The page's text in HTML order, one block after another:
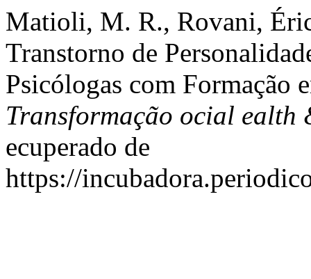
Matioli, M. R., Rovani,
Transtorno de
Psicólogas com Formação
Transformação ocial ealth
ecuperado de
https://